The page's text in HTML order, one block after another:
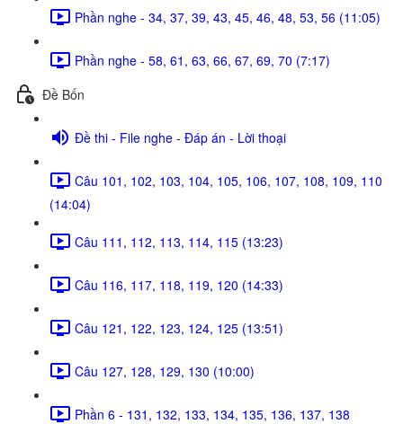
Phần nghe - 34, 37, 39, 43, 45, 46, 48, 53, 56 (11:05)
Phần nghe - 58, 61, 63, 66, 67, 69, 70 (7:17)
Đề Bốn
Đề thi - File nghe - Đáp án - Lời thoại
Câu 101, 102, 103, 104, 105, 106, 107, 108, 109, 110
(14:04)
Câu 111, 112, 113, 114, 115 (13:23)
Câu 116, 117, 118, 119, 120 (14:33)
Câu 121, 122, 123, 124, 125 (13:51)
Câu 127, 128, 129, 130 (10:00)
Phần 6 - 131, 132, 133, 134, 135, 136, 137, 138